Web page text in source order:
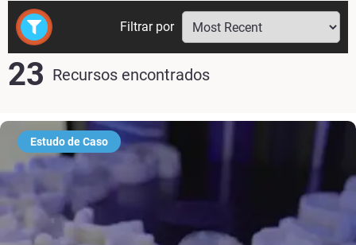
23 Recursos encontrados
Filtrar por
Estudo de Caso